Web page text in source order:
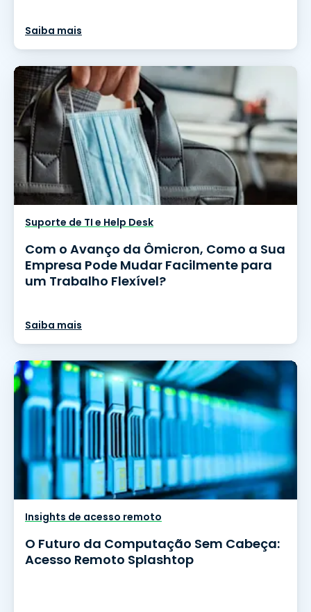
Saiba mais
Suporte de TI e Help Desk
Com o Avanço da Ômicron, Como a Sua
Empresa Pode Mudar Facilmente para
um Trabalho Flexível?
Saiba mais
Insights de acesso remoto
O Futuro da Computação Sem Cabeça:
Acesso Remoto Splashtop